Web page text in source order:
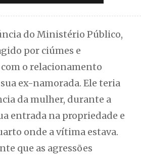
do Ministério Público,
por ciúmes e
o relacionamento
ex-namorada. Ele teria
da mulher, durante a
entrada na propriedade e
onde a vítima estava.
que as agressões